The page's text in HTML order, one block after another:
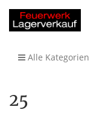
Alle Kategorien
25